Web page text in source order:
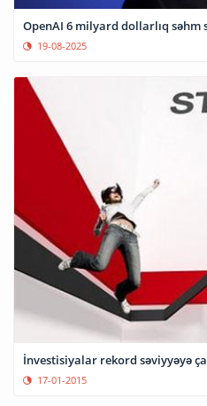
OpenAI 6 milyard dollarlıq səhm
19-08-2025
İnvestisiyalar rekord səviyyəyə
17-01-2015